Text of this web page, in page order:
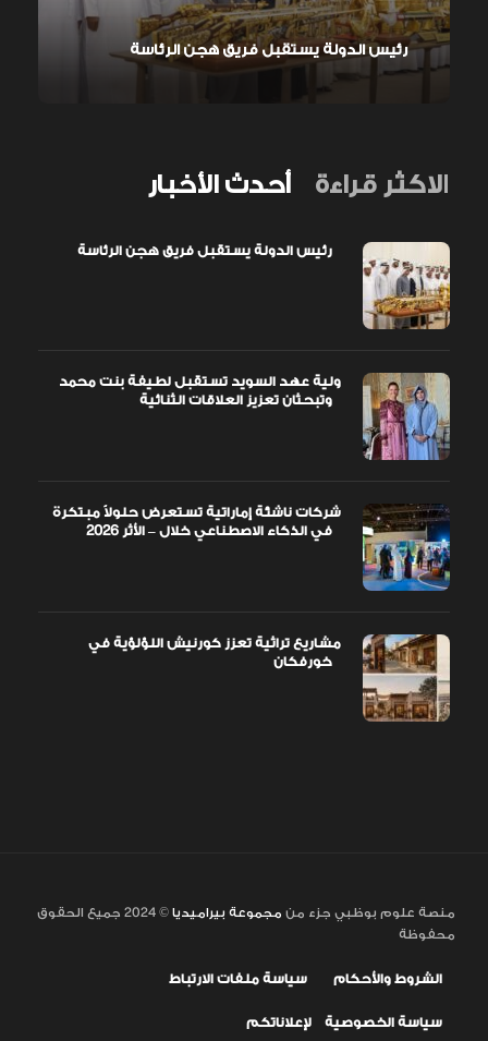
رئيس الدولة يستقبل فريق هجن الرئاسة
أحدث الأخبار الاكثر قراءة
ولية عهد السويد تستقبل لطيفة بنت محمد
شركات ناشئة إماراتية تستعرض حلولاً مبتكرة
مشاريع تراثية تعزز كورنيش اللؤلؤية في
منصة علوم بوظبي جزء من مجموعة بيراميديا
© 2024 جميع الحقوق
محفوظة
الشروط والأحكام سياسة ملفات الارتباط
سياسة الخصوصية لإعلاناتكم